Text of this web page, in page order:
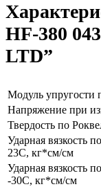
HF-380
LTD”
Модуль упругости
Напряжение при
Твердость по
Ударная вязкость
23С, кг*см/см
Ударная вязкость
-30С, кг*см/см